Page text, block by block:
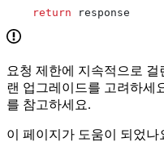
    return
response
요청 제한에 지속적으로
랜 업그레이드를 고려하세
를 참고하세요.
이 페이지가 도움이 되었나